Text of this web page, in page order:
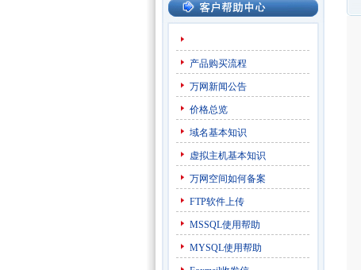
产品购买流程
万网新闻公告
价格总览
域名基本知识
虚拟主机基本知识
万网空间如何备案
FTP软件上传
MSSQL使用帮助
MYSQL使用帮助